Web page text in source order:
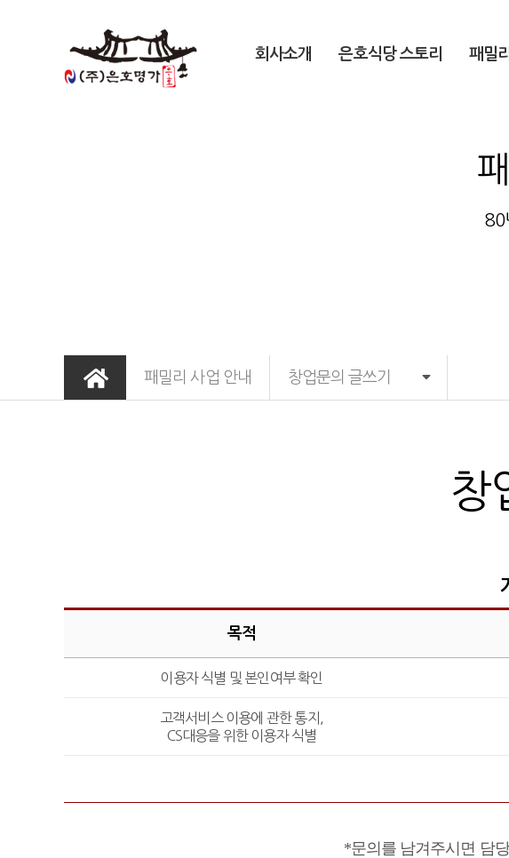
회사소개 은호식당 스토리 패밀
80
패밀리 사업 안내 창업문의 글쓰기
창
목적
이용자 식별 및 본인여부 확인
고객서비스 이용에 관한 통지,
CS대응을 위한 이용자 식별
*문의를 남겨주시면 담